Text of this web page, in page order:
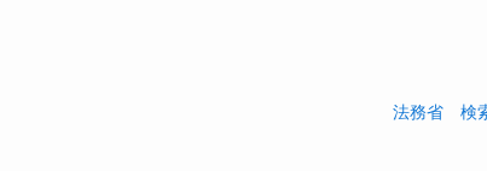
法務省 検